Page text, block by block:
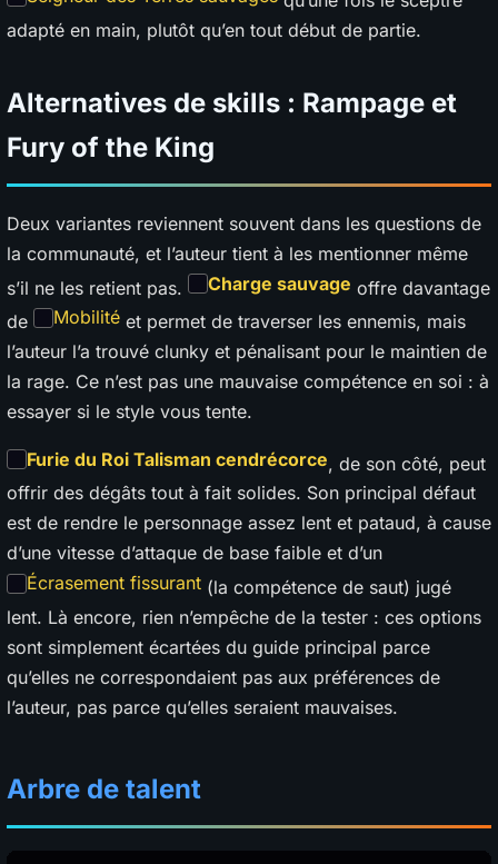
adapté en main, plutôt qu’en tout début de partie.
Alternatives de skills : Rampage et
Fury of the King
Deux variantes reviennent souvent dans les questions de
la communauté, et l’auteur tient à les mentionner même
s’il ne les retient pas.
Charge sauvage offre davantage
de
Mobilité et permet de traverser les ennemis, mais
l’auteur l’a trouvé clunky et pénalisant pour le maintien de
la rage. Ce n’est pas une mauvaise compétence en soi : à
essayer si le style vous tente.
Furie du Roi Talisman cendrécorce, de son côté, peut
offrir des dégâts tout à fait solides. Son principal défaut
est de rendre le personnage assez lent et pataud, à cause
d’une vitesse d’attaque de base faible et d’un
Écrasement fissurant (la compétence de saut) jugé
lent. Là encore, rien n’empêche de la tester : ces options
sont simplement écartées du guide principal parce
qu’elles ne correspondaient pas aux préférences de
l’auteur, pas parce qu’elles seraient mauvaises.
Arbre de talent